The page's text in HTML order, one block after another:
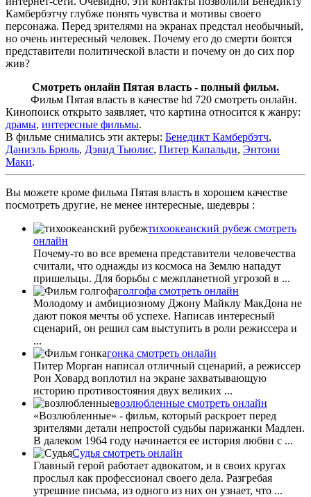
Камбербэтчу глубже понять чувства и мотивы своего
персонажа. Перед зрителями на экранах предстал необычный,
но очень интересный человек. Почему его до смерти боятся
представители политической власти и почему он до сих пор
жив?
Смотреть онлайн Пятая власть - полный фильм.
Фильм Пятая власть в качестве hd 720 смотреть онлайн.
Кинопоиск открыто заявляет, что картина относится к жанру:
драмы, интересные фильмы.
В фильме снимались эти актеры: Бенедикт Камбербэтч,
Даниэль Брюль, Дэвид Тьюлис, Питер Капальди, Энтони
Маки.
Вы можете кроме фильма Пятая власть в хорошем качестве
посмотреть другие, не менее интересные, шедевры :
тихоокеанский рубеж смотреть
онлайн
Почему-то во все времена представители человечества
считали, что однажды из космоса на Землю нападут
пришельцы. Для борьбы с межпланетной угрозой в ...
голгофа смотреть онлайн
Молодому и амбициозному Джону Майклу МакДона не
дают покоя мечты об успехе. Написав интересный
сценарий, он решил сам выступить в роли режиссера и
...
гонка смотреть онлайн
Питер Морган написал отличный сценарий, а режиссер
Рон Ховард воплотил на экране захватывающую
историю противостояния двух великих ...
возлюбленные смотреть онлайн
«Возлюбленные» - фильм, который раскроет перед
зрителями детали непростой судьбы парижанки Мадлен.
В далеком 1964 году начинается ее история любви с ...
Судья смотреть онлайн
Главный герой работает адвокатом, и в своих кругах
прослыл как профессионал своего дела. Разгребая
утрешние письма, из одного из них он узнает, что ...